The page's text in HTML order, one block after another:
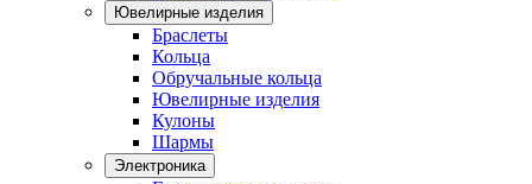
Ювелирные изделия
Браслеты
Кольца
Обручальные кольца
Ювелирные изделия
Кулоны
Шармы
Электроника